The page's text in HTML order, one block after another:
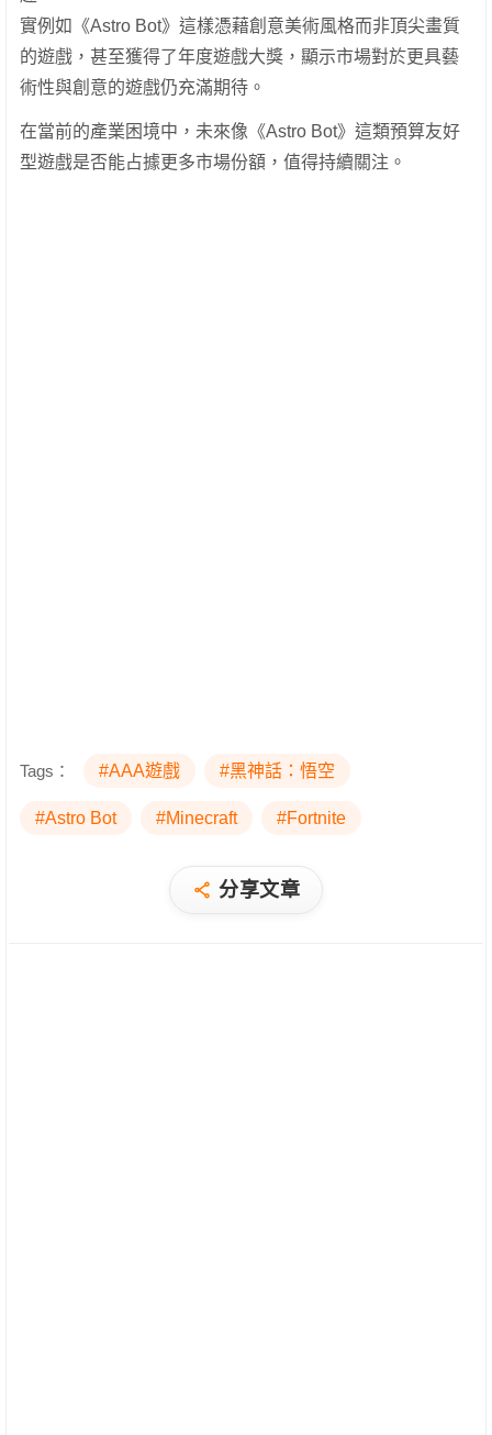
實例如《Astro Bot》這樣憑藉創意美術風格而非頂尖畫質
的遊戲，甚至獲得了年度遊戲大獎，顯示市場對於更具藝
術性與創意的遊戲仍充滿期待。
在當前的產業困境中，未來像《Astro Bot》這類預算友好
型遊戲是否能占據更多市場份額，值得持續關注。
Tags： #AAA遊戲 #黑神話：悟空
#Astro Bot #Minecraft #Fortnite
分享文章